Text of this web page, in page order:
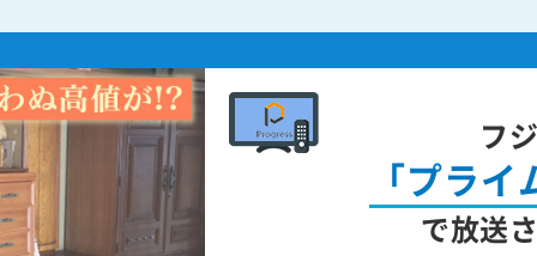
フ
「プラ
で放送